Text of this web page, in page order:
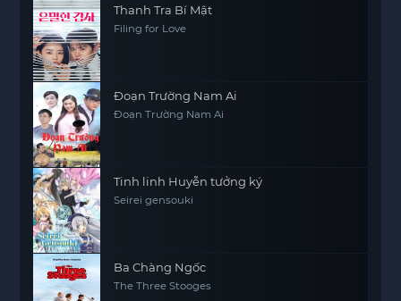
Thanh Tra Bí Mật
Filing for Love
Đoạn Trường Nam Ai
Đoạn Trường Nam Ai
Tinh linh Huyễn tưởng ký
Seirei gensouki
Ba Chàng Ngốc
The Three Stooges